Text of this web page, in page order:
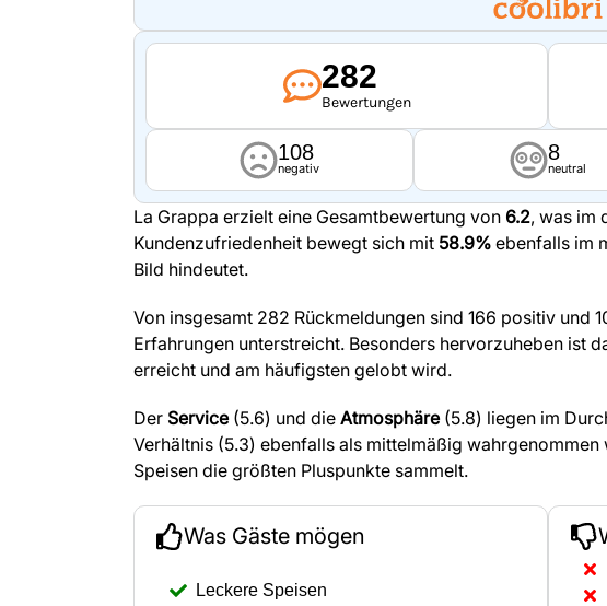
282
Bewertungen
108
negativ
8
neutral
La Grappa erzielt eine Gesamtbewertung von 6.2, was im
Kundenzufriedenheit bewegt sich mit 58.9% ebenfalls im
Bild hindeutet.
Von insgesamt 282 Rückmeldungen sind 166 positiv und
Erfahrungen unterstreicht. Besonders hervorzuheben ist
erreicht und am häufigsten gelobt wird.
Der Service(5.6) und die Atmosphäre(5.8) liegen im
Verhältnis (5.3) ebenfalls als mittelmäßig
Speisen die größten Pluspunkte sammelt.
Was Gäste mögen
Leckere Speisen